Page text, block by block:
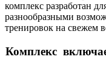
комплекс разработан
разнообразными
тренировок на свежем
Комплекс